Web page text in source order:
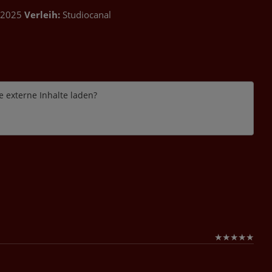
Verleih: Studiocanal
externe Inhalte laden?
★★★★★